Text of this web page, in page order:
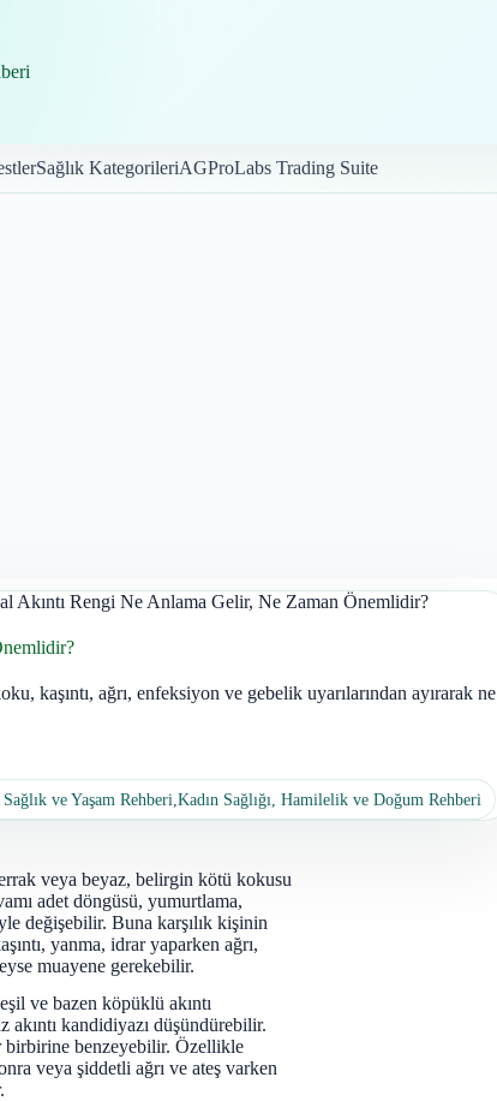
Sağlık KategorileriAGProLabs Trading Suite
Akıntı Rengi Ne Anlama Gelir, Ne Zaman Önemlidir?
kaşıntı, ağrı, enfeksiyon ve gebelik uyarılarından ayırarak ne
ve Yaşam Rehberi Kadın Sağlığı, Hamilelik ve Doğum Rehberi
veya beyaz, belirgin kötü kokusu
adet döngüsü, yumurtlama,
değişebilir. Buna karşılık kişinin
yanma, idrar yaparken ağrı,
muayene gerekebilir.
ve bazen köpüklü akıntı
kandidiyazı düşündürebilir.
birbirine benzeyebilir. Özellikle
veya şiddetli ağrı ve ateş varken